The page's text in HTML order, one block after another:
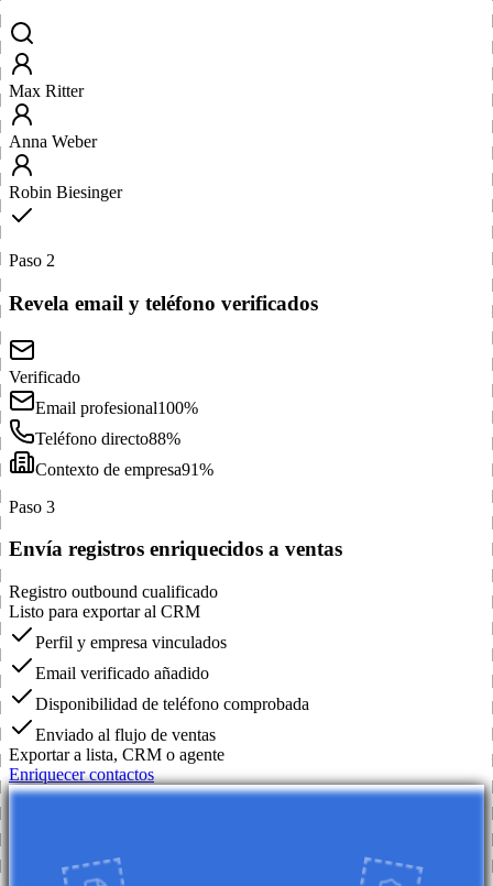
Max Ritter
Anna Weber
Robin Biesinger
Paso 2
Revela email y teléfono verificados
Verificado
Email profesional100%
Teléfono directo88%
Contexto de empresa91%
Paso 3
Envía registros enriquecidos a ventas
Registro outbound cualificado
Listo para exportar al CRM
Perfil y empresa vinculados
Email verificado añadido
Disponibilidad de teléfono comprobada
Enviado al flujo de ventas
Exportar a lista, CRM o agente
Enriquecer contactos